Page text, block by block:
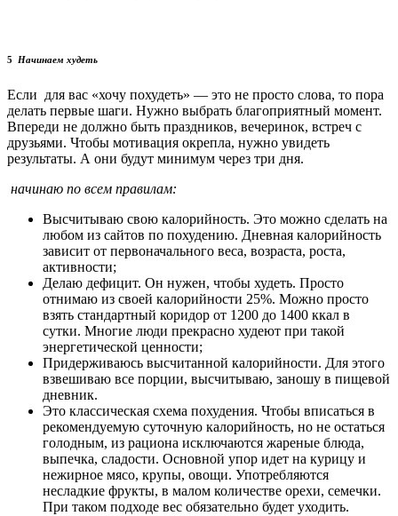
5 Начинаем худеть
Если для вас «хочу похудеть» — это не просто слова, то пора
делать первые шаги. Нужно выбрать благоприятный момент.
Впереди не должно быть праздников, вечеринок, встреч с
друзьями. Чтобы мотивация окрепла, нужно увидеть
результаты. А они будут минимум через три дня.
начинаю по всем правилам:
Высчитываю свою калорийность. Это можно сделать на
любом из сайтов по похудению. Дневная калорийность
зависит от первоначального веса, возраста, роста,
активности;
Делаю дефицит. Он нужен, чтобы худеть. Просто
отнимаю из своей калорийности 25%. Можно просто
взять стандартный коридор от 1200 до 1400 ккал в
сутки. Многие люди прекрасно худеют при такой
энергетической ценности;
Придерживаюсь высчитанной калорийности. Для этого
взвешиваю все порции, высчитываю, заношу в пищевой
дневник.
Это классическая схема похудения. Чтобы вписаться в
рекомендуемую суточную калорийность, но не остаться
голодным, из рациона исключаются жареные блюда,
выпечка, сладости. Основной упор идет на курицу и
нежирное мясо, крупы, овощи. Употребляются
несладкие фрукты, в малом количестве орехи, семечки.
При таком подходе вес обязательно будет уходить.